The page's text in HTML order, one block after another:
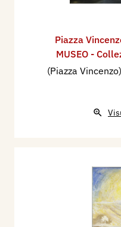
Piazza
MUSEO -
(Piazza